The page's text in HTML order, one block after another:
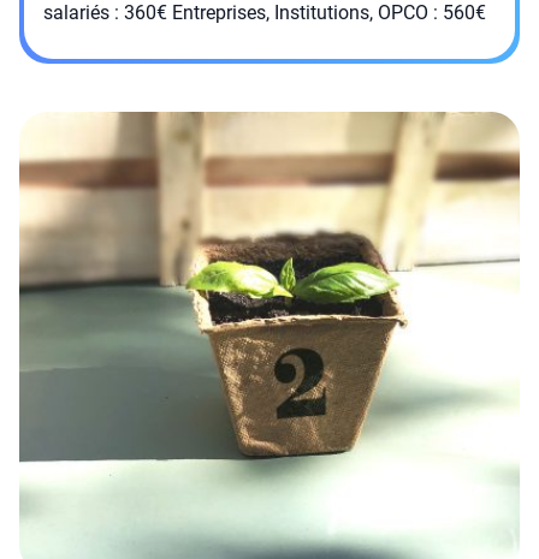
salariés : 360€ Entreprises, Institutions, OPCO : 560€